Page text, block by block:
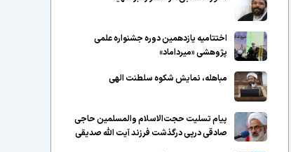
اختتامیه یازدهمین دوره جشنواره علمی
پژوهشی «میرداماد»
مباهله، نمایش شکوه سلطنت الهی
پیام تسلیت حجت‌الاسلام والمسلمین حاجی
صادقی درپی درگذشت فرزند آیت الله صدیقی